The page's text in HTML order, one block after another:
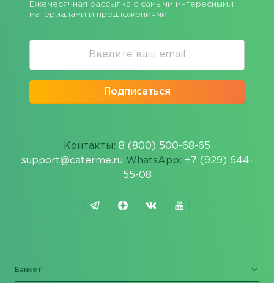
Ежемесячная рассылка с самыми интересными
материалами и предложениями
Подписаться
Контакты: 8 (800) 500-68-65
support@caterme.ru WhatsApp: +7 (929) 644-
55-08
Банкет